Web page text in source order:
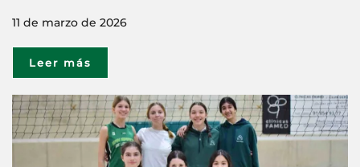
11 de marzo de 2026
Leer más